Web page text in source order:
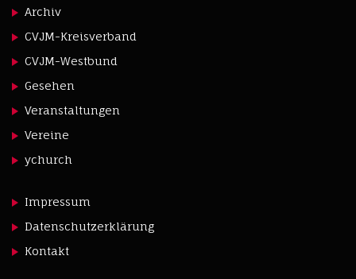
Archiv
CVJM-Kreisverband
CVJM-Westbund
Gesehen
Veranstaltungen
Vereine
ychurch
Impressum
Datenschutzerklärung
Kontakt